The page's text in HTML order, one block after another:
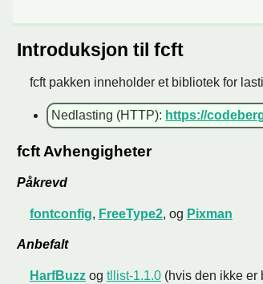
Introduksjon til fcft
fcft pakken inneholder et bibliotek for
Nedlasting (HTTP): https://
fcft Avhengigheter
Påkrevd
fontconfig, FreeType2, og Pixman
Anbefalt
HarfBuzzog tllist-1.1.0(hvis den ikke er